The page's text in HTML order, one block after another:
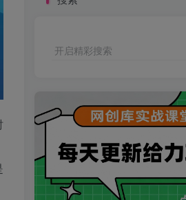
开启精彩搜索